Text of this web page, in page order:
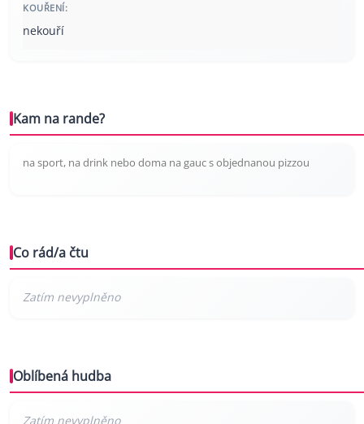
KOUŘENÍ:
nekouří
Kam na rande?
na sport, na drink nebo doma na gauc s objednanou pizzou
Co rád/a čtu
Oblíbená hudba